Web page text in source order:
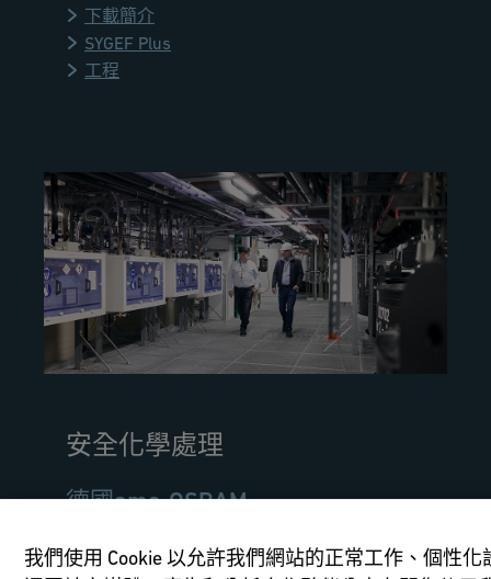
下載簡介
SYGEF Plus
工程
安全化學處理
德國ams-OSRAM
GF管路系統的 CONTAIN-IT Plus 為光學半
我們使用 Cookie 以允許我們網站的正常工作、個性